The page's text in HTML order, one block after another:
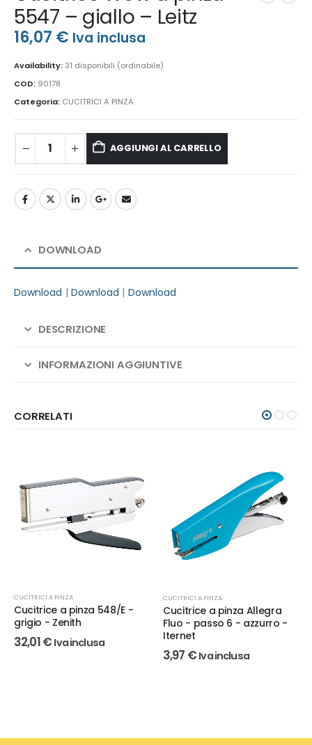
5547 – giallo – Leitz
16,07 € Iva inclusa
Availability:31 disponibili (ordinabile)
COD: 90178
Categoria: CUCITRICI A PINZA
AGGIUNGI AL CARRELLO
DOWNLOAD
Download | Download | Download
DESCRIZIONE
INFORMAZIONI AGGIUNTIVE
CORRELATI
CUCITRICI A PINZA
Cucitrice a pinza 548/E -
grigio - Zenith
32,01€ Iva inclusa
CUCITRICI A PINZA
Cucitrice a pinza Allegra
Fluo - passo 6 - azzurro -
Iternet
3,97 € Iva inclusa